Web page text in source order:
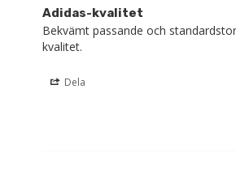
Adidas-kvalitet
Bekvämt passande och
kvalitet.
Dela